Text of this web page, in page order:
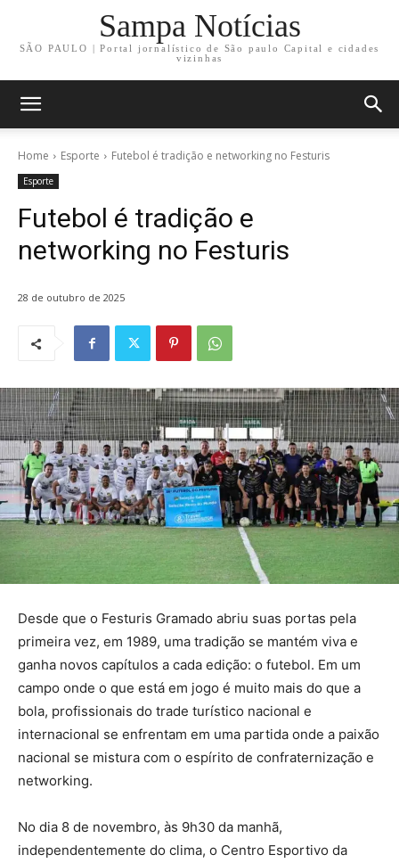
Sampa Notícias
SÃO PAULO | Portal jornalístico de São paulo Capital e cidades
vizinhas
Home Esporte Futebol é tradição e networking no Festuris
Esporte
Futebol é tradição e
networking no Festuris
28 de outubro de 2025
Desde que o Festuris Gramado abriu suas portas pela
primeira vez, em 1989, uma tradição se mantém viva e
ganha novos capítulos a cada edição: o futebol. Em um
campo onde o que está em jogo é muito mais do que a
bola, profissionais do trade turístico nacional e
internacional se enfrentam em uma partida onde a paixão
nacional se mistura com o espírito de confraternização e
networking.
No dia 8 de novembro, às 9h30 da manhã,
independentemente do clima, o Centro Esportivo da